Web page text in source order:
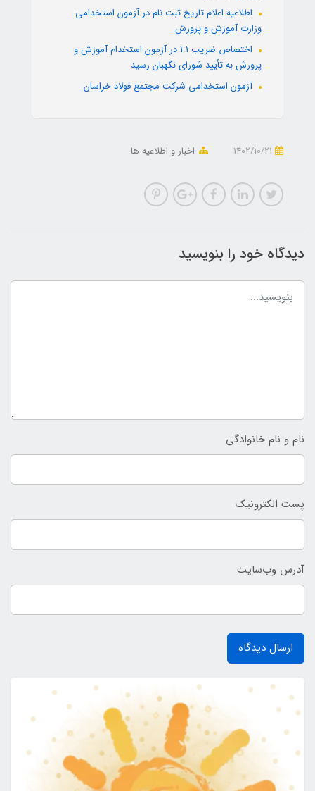
اطلاعیه اعلام تاریخ ثبت نام در آزمون استخدامی
وزارت آموزش و پرورش
اختصاص ضریب 1.1 در آزمون استخدام آموزش و
پرورش به تأیید شورای نگهبان رسید
آزمون استخدامی شرکت مجتمع فولاد خراسان
اخبار و اطلاعیه ها
دیدگاه خود را بنویسید
نام و نام خانوادگی
پست الکترونیک
آدرس وب‌سایت
ارسال دیدگاه